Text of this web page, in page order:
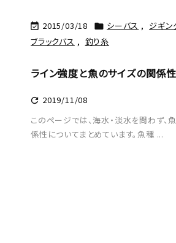
 2015/03/18  シーバス , ジギン
ブラックバス , 釣り糸
ライン強度と魚のサイズの関係
 2019/11/08
このページでは、海水・淡水を問わず、
係性についてまとめています。魚種 ...